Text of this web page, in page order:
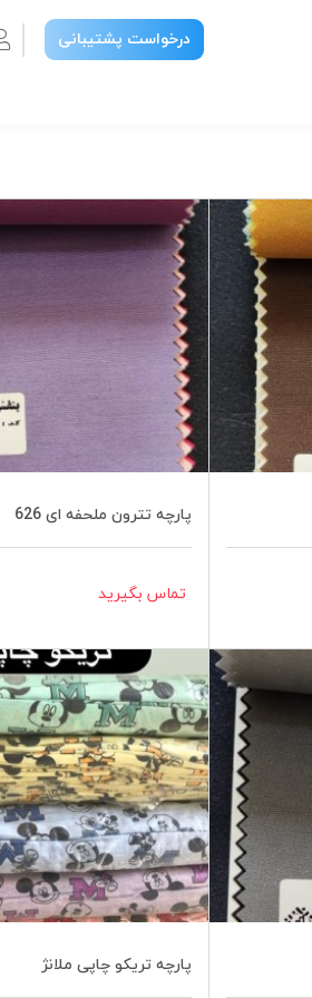
درخواست پشتیبانی
پارچه تترون ملحفه ای 626
تماس بگیرید
پارچه تریکو چاپی ملانژ